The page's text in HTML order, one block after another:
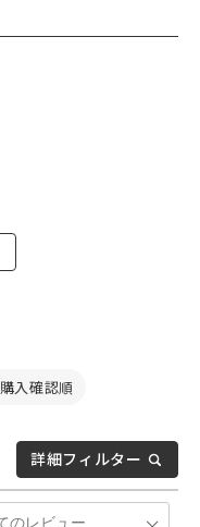
詳細フィルター
購入確認順